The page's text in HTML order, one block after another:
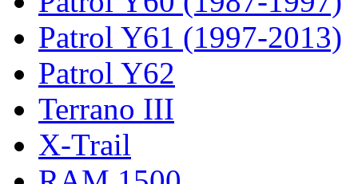
Patrol Y61 (1997-2013)
Patrol Y62
Terrano III
X-Trail